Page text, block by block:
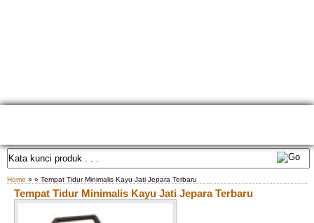
Home » » Tempat Tidur Minimalis Kayu Jati Jepara Terbaru
Tempat Tidur Minimalis Kayu Jati Jepara Terbaru